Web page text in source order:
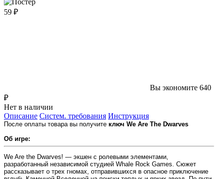
59 ₽
Вы экономите 640
₽
Нет в наличии
Описание Систем. требования Инструкция
После оплаты товара вы получите ключ We Are The Dwarves
Об игре:
We Are the Dwarves! — экшен с ролевыми элементами,
разработанный независимой студией Whale Rock Games. Сюжет
рассказывает о трех гномах, отправившихся в опасное приключение